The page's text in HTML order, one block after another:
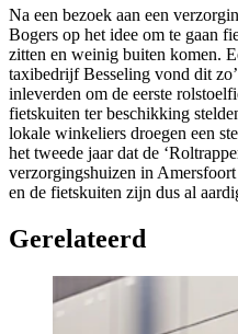
Na een bezoek aan een
Bogers op het idee om te gaan
zitten en weinig buiten komen.
taxibedrijf Besseling vond dit
inleverden om de eerste
fietskuiten ter beschikking
lokale winkeliers droegen een
het tweede jaar dat de
verzorgingshuizen in
en de fietskuiten zijn dus al
Gerelateerd